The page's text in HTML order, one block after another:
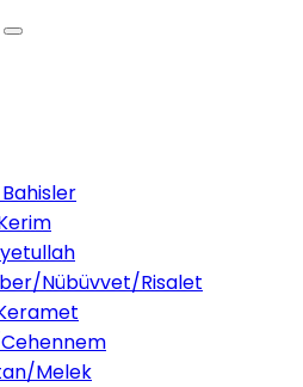
Nübüvvet/Risalet
Melek